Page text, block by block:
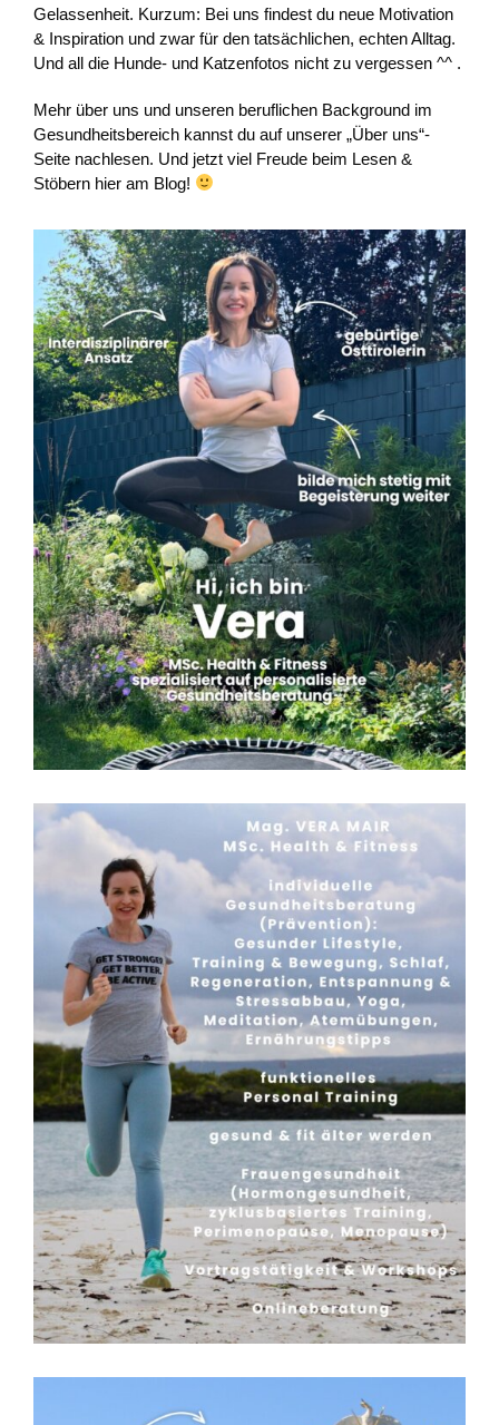
Gelassenheit. Kurzum: Bei uns findest du neue Motivation
& Inspiration und zwar für den tatsächlichen, echten Alltag.
Und all die Hunde- und Katzenfotos nicht zu vergessen ^^ .
Mehr über uns und unseren beruflichen Background im
Gesundheitsbereich kannst du auf unserer „Über uns“-
Seite nachlesen. Und jetzt viel Freude beim Lesen &
Stöbern hier am Blog!